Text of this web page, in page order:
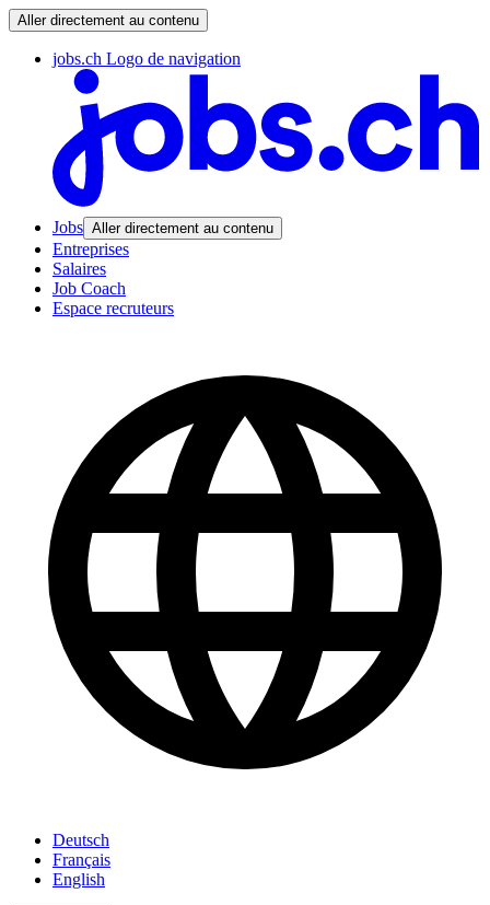
Aller directement au contenu
jobs.ch Logo de navigation
Jobs Aller directement au contenu
Entreprises
Salaires
Job Coach
Espace recruteurs
Deutsch
Français
English